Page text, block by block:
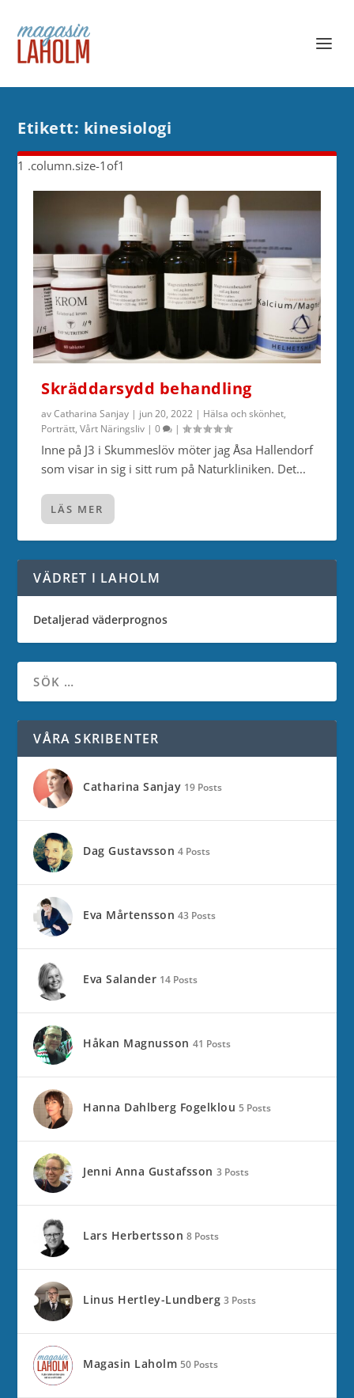
Etikett: kinesiologi
Skräddarsydd behandling
avCatharina Sanjay | jun 20, 2022 | Hälsa och skönhet,
Porträtt,Vårt Näringsliv |0 |
Inne på J3 i Skummeslöv möter jag Åsa Hallendorf
som visar in sig i sitt rum på Naturkliniken. Det...
LÄS MER
VÄDRET I LAHOLM
Detaljerad väderprognos
VÅRA SKRIBENTER
Catharina Sanjay 19 Posts
Dag Gustavsson 4 Posts
Eva Mårtensson 43 Posts
Eva Salander 14 Posts
Håkan Magnusson 41 Posts
Hanna Dahlberg Fogelklou 5 Posts
Jenni Anna Gustafsson 3 Posts
Lars Herbertsson 8 Posts
Linus Hertley-Lundberg 3 Posts
Magasin Laholm 50 Posts